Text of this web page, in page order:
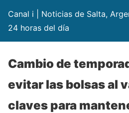
Canal i | Noticias de Salta,
24 horas del día
Cambio de
evitar las bolsas al
claves para